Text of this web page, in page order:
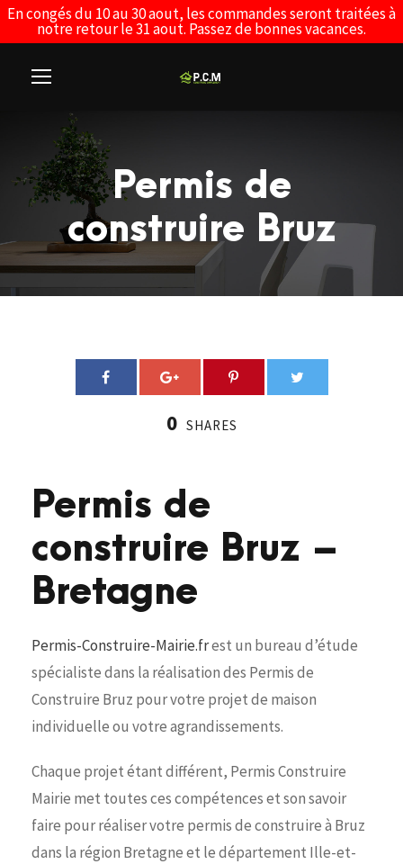
En congés du 10 au 30 aout, les commandes seront traitées à
notre retour le 31 aout. Passez de bonnes vacances.
Permis de
construire Bruz
0 SHARES
Permis de
construire Bruz –
Bretagne
Permis-Construire-Mairie.frest un bureau d’étude
spécialiste dans la réalisation des Permis de
Construire Bruz pour votre projet de maison
individuelle ou votre agrandissements.
Chaque projet étant différent, Permis Construire
Mairie met toutes ces compétences et son savoir
faire pour réaliser votre permis de construire à Bruz
dans la région Bretagne et le département Ille-et-